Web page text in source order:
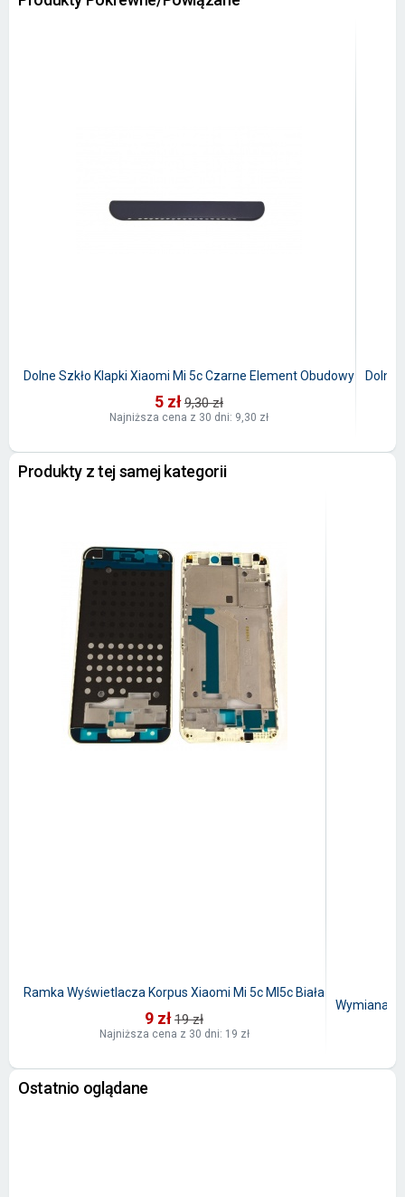
Dolne Szkło Klapki Xiaomi Mi 5c Czarne Element Obudowy
5 zł9,30 zł
Najniższa cena z 30 dni: 9,30 zł
Dolne
Produkty z tej samej kategorii
Ramka Wyświetlacza Korpus Xiaomi Mi 5c MI5c Biała
9 zł19 zł
Najniższa cena z 30 dni: 19 zł
Wymiana
Ostatnio oglądane